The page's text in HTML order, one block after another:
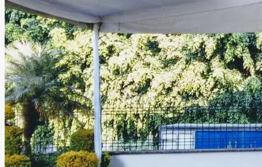
brindar ambientes únicos, acogedores y llenos de armonía.
Leer más